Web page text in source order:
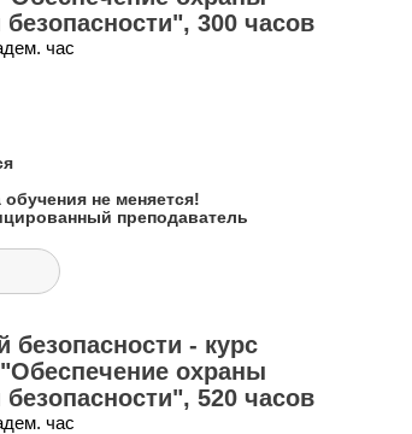
300 часов
час
не меняется!
преподаватель
безопасности - курс
охраны
520 часов
час